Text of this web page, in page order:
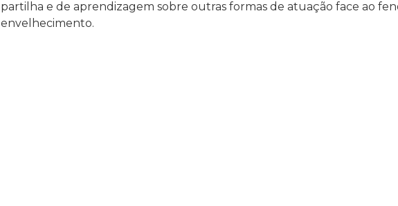
partilha e de aprendizagem sobre outras formas de atuação face ao
envelhecimento.